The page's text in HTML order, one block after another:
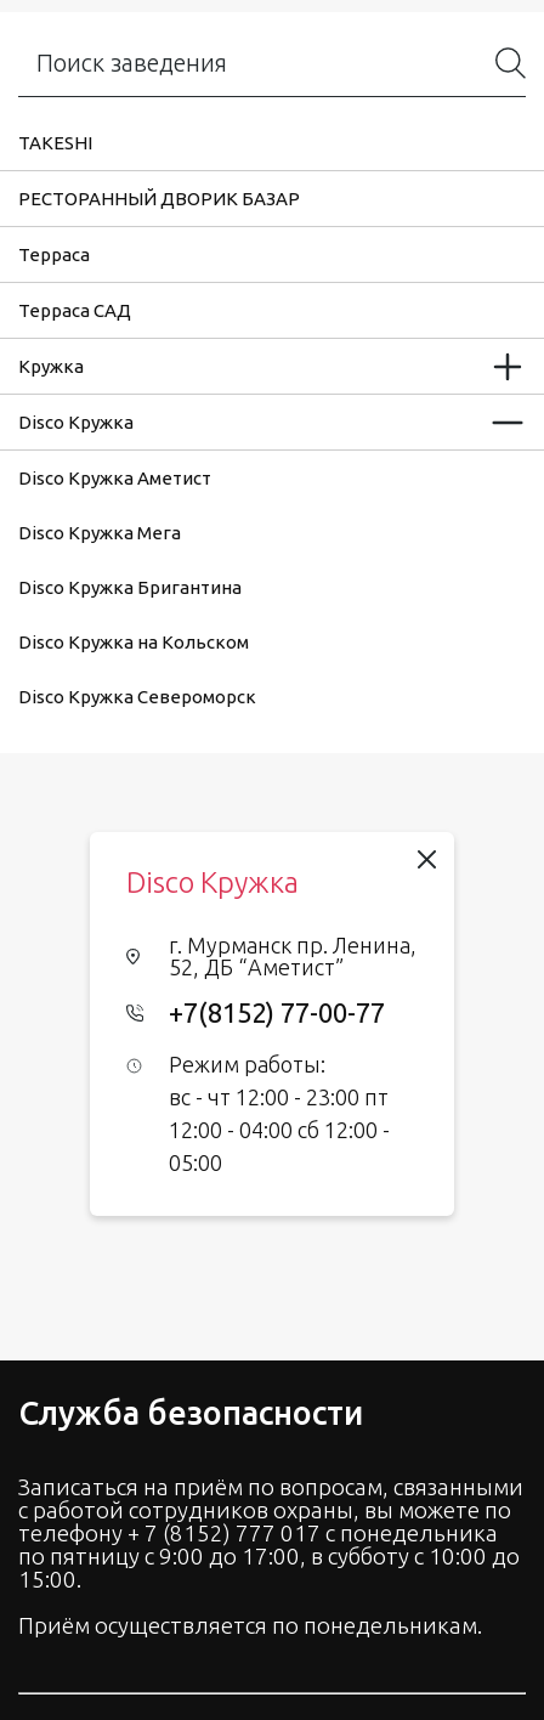
TAKESHI
РЕСТОРАННЫЙ ДВОРИК БАЗАР
Терраса
Терраса САД
Кружка
Disco Кружка
Disco Кружка Аметист
Disco Кружка Мега
Disco Кружка Бригантина
Disco Кружка на Кольском
Disco Кружка Североморск
Disco Кружка
г. Мурманск пр. Ленина,
52, ДБ “Аметист”
+7(8152) 77-00-77
Режим работы:
вс - чт 12:00 - 23:00 пт
12:00 - 04:00 сб 12:00 -
05:00
Служба безопасности
Записаться на приём по вопросам, связанными
с работой сотрудников охраны, вы можете по
телефону + 7 (8152) 777 017 с понедельника
по пятницу с 9:00 до 17:00, в субботу с 10:00 до
15:00.
Приём осуществляется по понедельникам.